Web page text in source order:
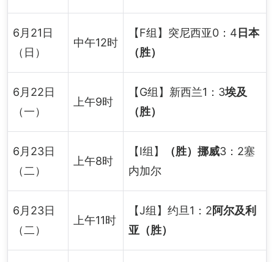
6月21日
（日）
中午12时
【F组】突尼西亚0：4日本
（胜）
6月22日
（一）
上午9时
【G组】新西兰1：3埃及
（胜）
6月23日
（二）
上午8时
【I组】 （胜）挪威3：2塞
内加尔
6月23日
（二）
上午11时
【J组】约旦1：2阿尔及利
亚（胜）